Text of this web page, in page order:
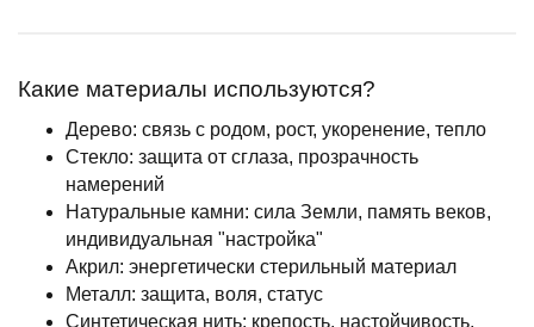
Какие материалы используются?
Дерево: связь с родом, рост, укоренение, тепло
Стекло: защита от сглаза, прозрачность
намерений
Натуральные камни: сила Земли, память веков,
индивидуальная "настройка"
Акрил: энергетически стерильный материал
Металл: защита, воля, статус
Синтетическая нить: крепость, настойчивость,